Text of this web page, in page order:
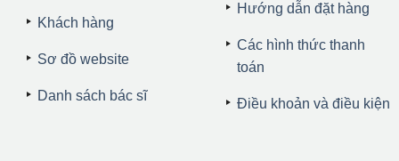
Khách hàng
Sơ đồ website
Danh sách bác sĩ
Hướng dẫn đặt hàng
Các hình thức thanh
toán
Điều khoản và điều kiện